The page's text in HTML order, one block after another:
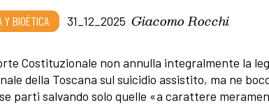
Y BIOÉTICA 31_12_2025 Giacomo Rocchi
Costituzionale non annulla integralmente la
della Toscana sul suicidio assistito, ma ne
parti salvando solo quelle «a carattere